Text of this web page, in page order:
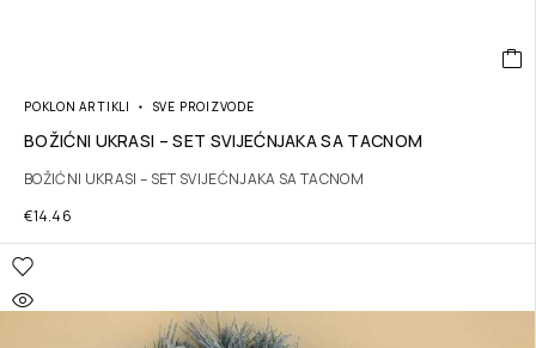
POKLON ARTIKLI SVE PROIZVODE
BOŽIĆNI UKRASI – SET SVIJEĆNJAKA SA TACNOM
BOŽIĆNI UKRASI – SET SVIJEĆNJAKA SA TACNOM
€14.46